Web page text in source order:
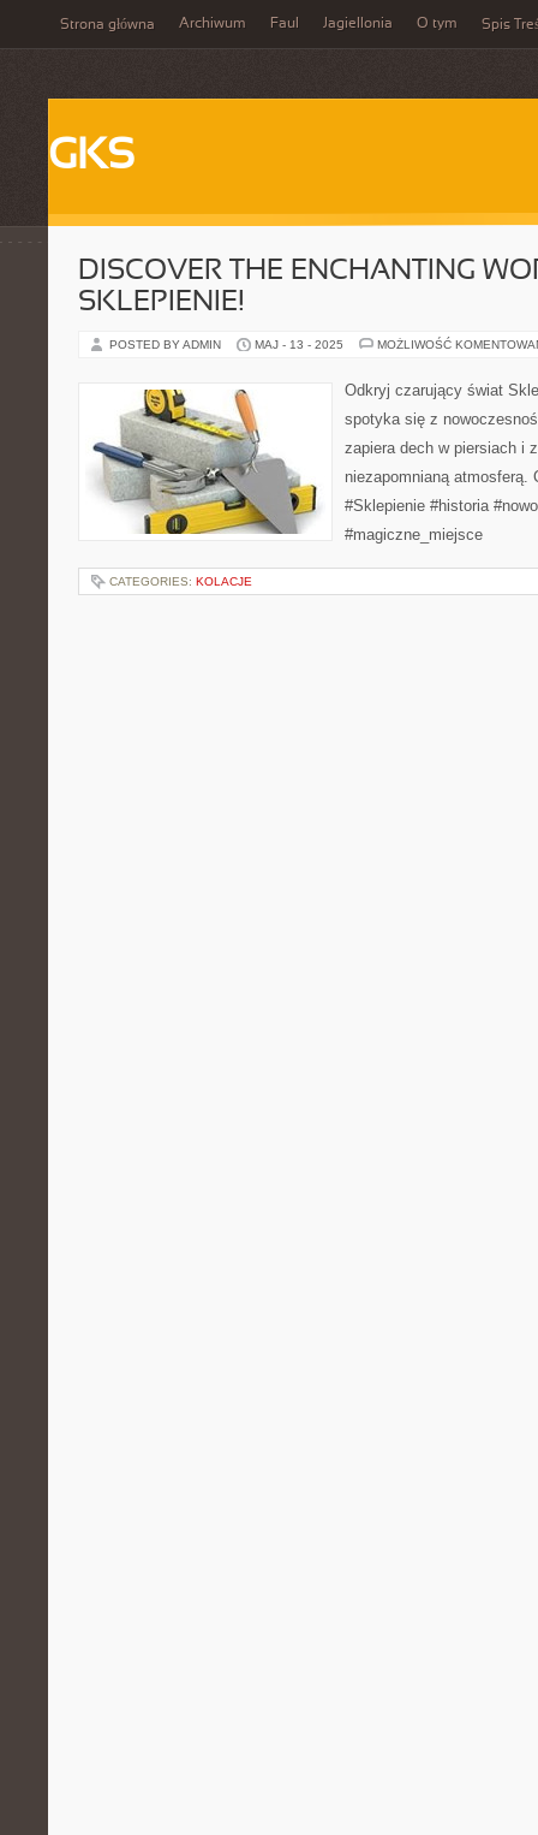
Strona główna Archiwum Faul Jagiellonia O tym Spis
GKS
DISCOVER THE ENCHANTING
SKLEPIENIE!
POSTED BY ADMIN MAJ - 13 - 2025 MOŻLIWOŚĆ
Odkryj czarujący świat
spotyka się z
zapiera dech w piersiach i
niezapomnianą atmosferą.
#Sklepienie #historia
#magiczne_miejsce
CATEGORIES: KOLACJE